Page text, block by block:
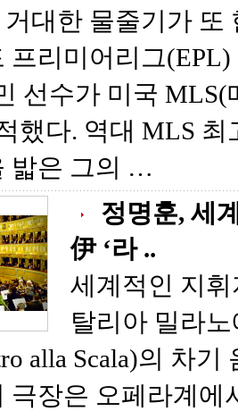
프리미어리그
선수가 미국
했다. 역대 MLS
밟은 그의 …
정명훈, 세
伊 ‘라 ..
세계적인 지
탈리아 밀라
alla Scala)의 차
극장은 오페라계에